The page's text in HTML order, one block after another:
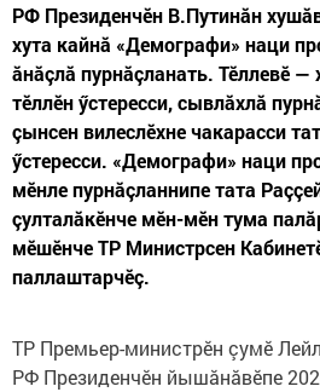
РФ Президенчӗн В.Путинăн
хута кайнă «Демографи» наци
ăнăçлă пурнăçланать. Тӗллевӗ —
тӗллӗн ӳстересси, сывлăхлă
çынсен вилеслӗхне чакарасси
ӳстересси. «Демографи» наци
мӗнле пурнăçланнипе тата
çулталăкӗнче мӗн-мӗн тума
мӗшӗнче ТР Министрсен
паллаштарчӗç.
ТР Премьер-министрӗн çумӗ
РФ Президенчӗн йышăнăвӗпе